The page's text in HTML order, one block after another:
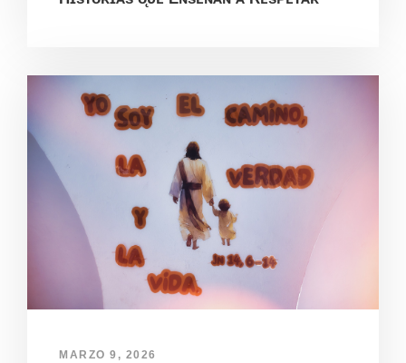
MARZO 9, 2026